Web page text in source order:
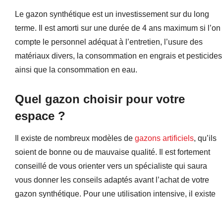
Le gazon synthétique est un investissement sur du long
terme. Il est amorti sur une durée de 4 ans maximum si l’on
compte le personnel adéquat à l’entretien, l’usure des
matériaux divers, la consommation en engrais et pesticides
ainsi que la consommation en eau.
Quel gazon choisir pour votre
espace ?
Il existe de nombreux modèles de gazons artificiels, qu’ils
soient de bonne ou de mauvaise qualité. Il est fortement
conseillé de vous orienter vers un spécialiste qui saura
vous donner les conseils adaptés avant l’achat de votre
gazon synthétique. Pour une utilisation intensive, il existe